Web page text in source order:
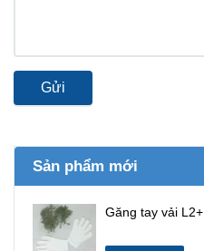
Gửi
Sản phẩm mới
Găng tay vải L2+